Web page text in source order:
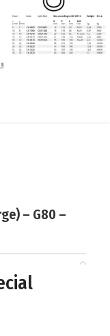
– G80 –